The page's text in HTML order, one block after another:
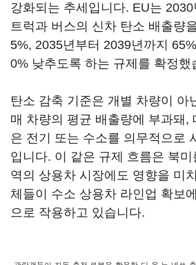
강화되는 추세입니다. EU는 2030
트럭과 버스의 신차 탄소 배출량
5%, 2035년부터 2039년까지
0% 낮추도록 하는 규제를 확정했
탄소 감축 기준은 개별 차량이 아
매 차량의 평균 배출량에 부과돼,
은 전기 또는 수소를 의무적으로
입니다. 이 같은 규제 흐름은 북미
역의 상용차 시장에도 영향을 미
체들이 수소 상용차 라인업 확보
으로 작용하고 있습니다.